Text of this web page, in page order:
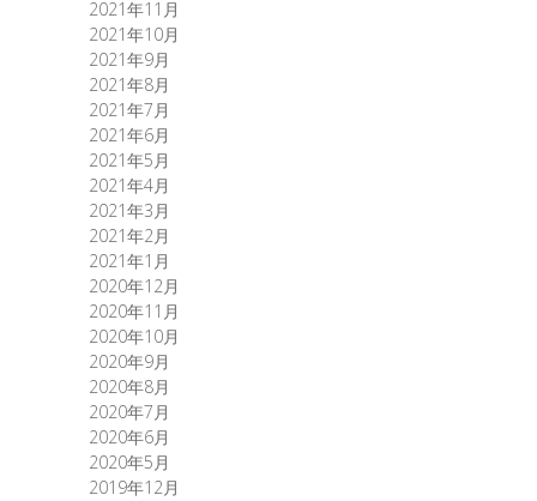
2021年11月
2021年10月
2021年9月
2021年8月
2021年7月
2021年6月
2021年5月
2021年4月
2021年3月
2021年2月
2021年1月
2020年12月
2020年11月
2020年10月
2020年9月
2020年8月
2020年7月
2020年6月
2020年5月
2019年12月